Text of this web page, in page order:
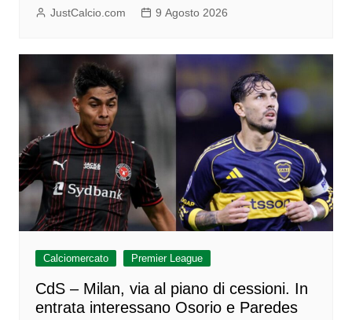
JustCalcio.com 9 Agosto 2026
Calciomercato Premier League
CdS – Milan, via al piano di cessioni. In
entrata interessano Osorio e Paredes